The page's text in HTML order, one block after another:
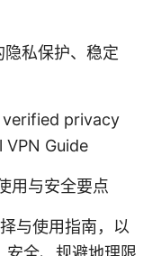
私保护、稳定
privacy
Guide
用与安全要点
与使用指南，以